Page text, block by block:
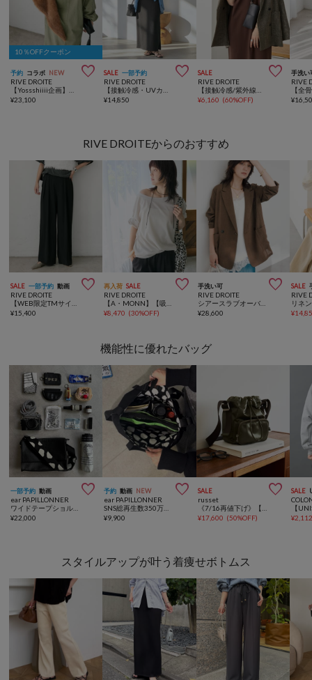
10％OFFクーポン
予約 コラボ NEW 
RIVE DROITE
¥23,100
SALE 一部予約 
RIVE DROITE
¥14,850
SALE 
RIVE DROITE
¥6,160 (60%OFF)
手洗い
RIVE
¥
RIVE DROITEからのおすすめ
SALE 一部予約 動画 
RIVE DROITE
¥15,400
再入荷 SALE 
RIVE DROITE
¥8,470 (30%OFF)
手洗い可 
RIVE DROITE
シアースラブオーバージャケット
¥28,600
SALE
RIVE
¥
機能性に優れたバッグ
一部予約 動画 
ear PAPILLONNER
¥22,000
予約 動画 NEW 
ear PAPILLONNER
¥9,900
SALE 
russet
¥17,600 (50%OFF)
SALE
¥
スタイルアップが叶う着痩せボトムス